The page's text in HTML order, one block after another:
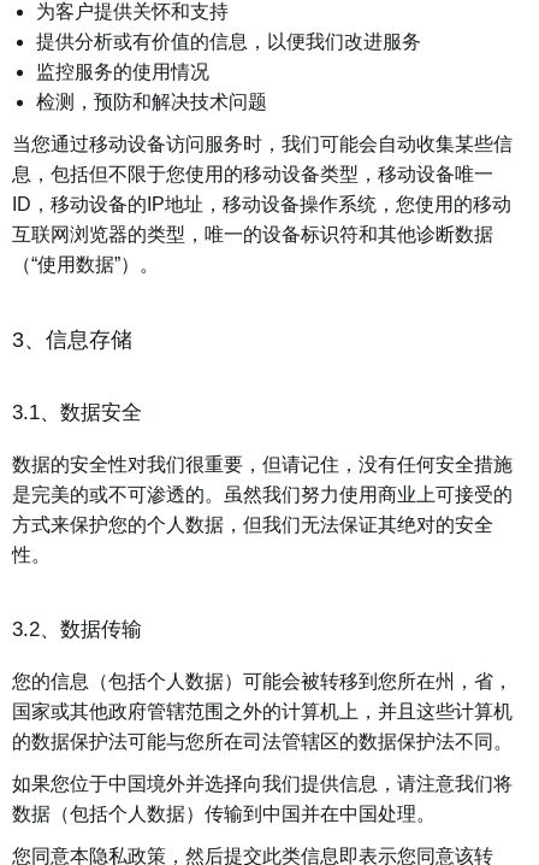
为客户提供关怀和支持
提供分析或有价值的信息，以便我们改进服务
监控服务的使用情况
检测，预防和解决技术问题
当您通过移动设备访问服务时，我们可能会自动收集某些信
息，包括但不限于您使用的移动设备类型，移动设备唯一
ID，移动设备的IP地址，移动设备操作系统，您使用的移动
互联网浏览器的类型，唯一的设备标识符和其他诊断数据
（“使用数据”）。
3、信息存储
3.1、数据安全
数据的安全性对我们很重要，但请记住，没有任何安全措施
是完美的或不可渗透的。虽然我们努力使用商业上可接受的
方式来保护您的个人数据，但我们无法保证其绝对的安全
性。
3.2、数据传输
您的信息（包括个人数据）可能会被转移到您所在州，省，
国家或其他政府管辖范围之外的计算机上，并且这些计算机
的数据保护法可能与您所在司法管辖区的数据保护法不同。
如果您位于中国境外并选择向我们提供信息，请注意我们将
数据（包括个人数据）传输到中国并在中国处理。
您同意本隐私政策，然后提交此类信息即表示您同意该转